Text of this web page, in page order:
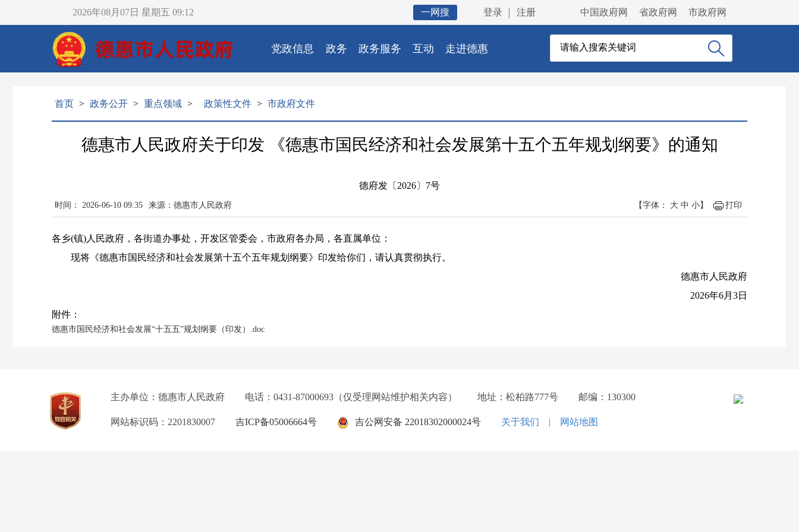
2026年08月07日 星期五 09:12 一网搜 登录 注册 中国政府网 省政府网 市政府网
党政信息 政务 政务服务 互动 走进德惠
首页 > 政务公开 > 重点领域 > 政策性文件 > 市政府文件
德惠市人民政府关于印发 《德惠市国民经济和社会发展第十五个五年规划纲要》的通知
德府发〔2026〕7号
时间： 2026-06-10 09:35 来源：德惠市人民政府 【字体： 大 中 小】 打印
各乡(镇)人民政府，各街道办事处，开发区管委会，市政府各办局，各直属单位：
现将《德惠市国民经济和社会发展第十五个五年规划纲要》印发给你们，请认真贯彻执行。
德惠市人民政府
2026年6月3日
附件：
德惠市国民经济和社会发展“十五五”规划纲要（印发）.doc
主办单位：德惠市人民政府 电话：0431-87000693（仅受理网站维护相关内容） 地址：松柏路777号 邮编：130300
网站标识码：2201830007 吉ICP备05006664号 吉公网安备 22018302000024号 关于我们 | 网站地图